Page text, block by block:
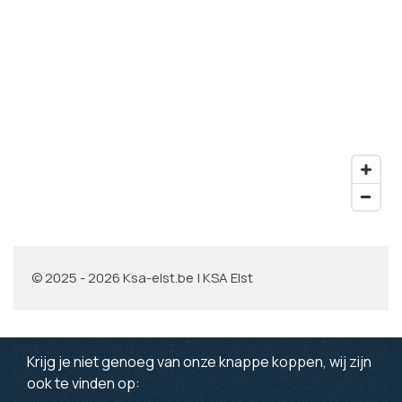
© 2025 - 2026 Ksa-elst.be | KSA Elst
Krijg je niet genoeg van onze knappe koppen, wij zijn
ook te vinden op: